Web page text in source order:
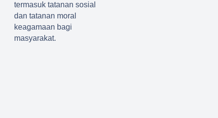
termasuk tatanan sosial
dan tatanan moral
keagamaan bagi
masyarakat.